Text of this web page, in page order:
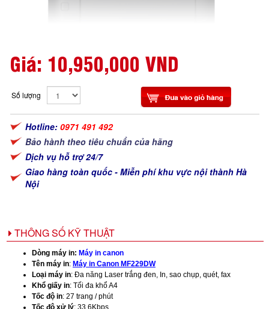
Giá: 10,950,000 VND
Số lượng
Hotline: 0971 491 492
Bảo hành theo tiêu chuẩn của hãng
Dịch vụ hỗ trợ 24/7
Giao hàng toàn quốc - Miễn phí khu vực nội thành Hà
Nội
THÔNG SỐ KỸ THUẬT
Dòng máy in: Máy in canon
Tên máy in: Máy in Canon MF229DW
Loại máy in: Đa năng Laser trắng đen, In, sao chụp, quét, fax
Khổ giấy in: Tối đa khổ A4
Tốc độ in: 27 trang / phút
Tốc độ xử lý: 33,6Kbps